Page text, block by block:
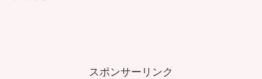
スポンサーリンク